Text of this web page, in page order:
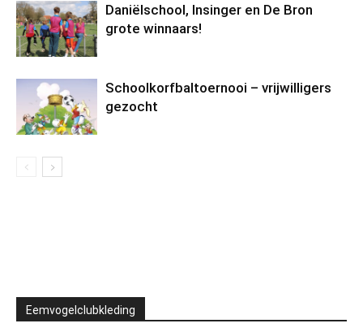
Daniëlschool, Insinger en De Bron
grote winnaars!
Schoolkorfbaltoernooi – vrijwilligers
gezocht
Eemvogelclubkleding